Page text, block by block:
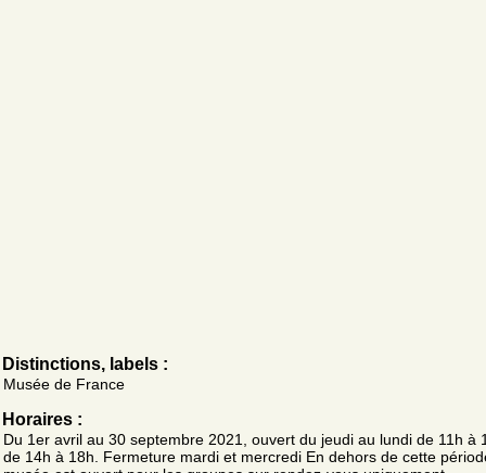
Distinctions, labels :
Musée de France
Horaires :
Du 1er avril au 30 septembre 2021, ouvert du jeudi au lundi de 11h à
de 14h à 18h. Fermeture mardi et mercredi En dehors de cette